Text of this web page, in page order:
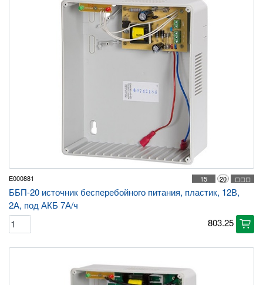
E000881 ◻◻◻
20
15
ББП-20 источник бесперебойного питания, пластик, 12В,
2А, под АКБ 7А/ч
803.25 cart